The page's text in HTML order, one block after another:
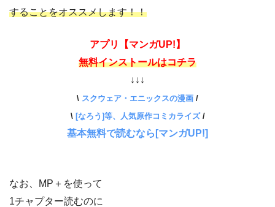
することをオススメします！！
アプリ【マンガUP!】
無料インストールはコチラ
↓↓↓
\ スクウェア・エニックスの漫画 /
\ [なろう]等、人気原作コミカライズ/
基本無料で読むなら[マンガUP!]
なお、MP＋を使って
1チャプター読むのに